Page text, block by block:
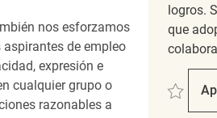
nos esforzamos
de empleo
expresión e
cualquier grupo o
razonables a
logros.
que
Salvar